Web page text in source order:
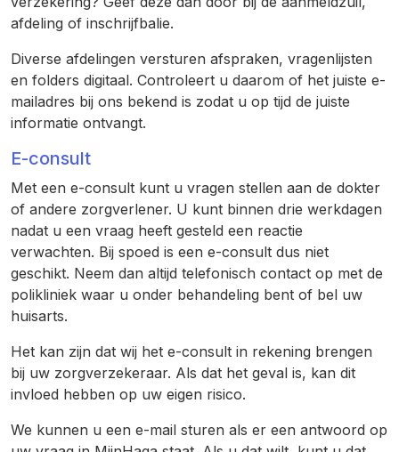
afdeling of inschrijfbalie.
Diverse afdelingen versturen afspraken, vragenlijsten
en folders digitaal. Controleert u daarom of het juiste e-
mailadres bij ons bekend is zodat u op tijd de juiste
informatie ontvangt.
E-consult
Met een e-consult kunt u vragen stellen aan de dokter
of andere zorgverlener. U kunt binnen drie werkdagen
nadat u een vraag heeft gesteld een reactie
verwachten. Bij spoed is een e-consult dus niet
geschikt. Neem dan altijd telefonisch contact op met de
polikliniek waar u onder behandeling bent of bel uw
huisarts.
Het kan zijn dat wij het e-consult in rekening brengen
bij uw zorgverzekeraar. Als dat het geval is, kan dit
invloed hebben op uw eigen risico.
We kunnen u een e-mail sturen als er een antwoord op